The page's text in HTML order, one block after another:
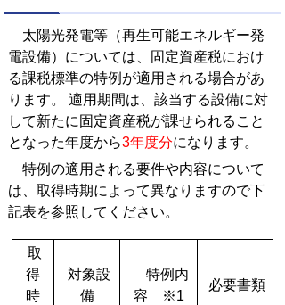
太陽光発電等（再生可能エネルギー発
電設備）については、固定資産税におけ
る課税標準の特例が適用される場合があ
ります。 適用期間は、該当する設備に対
して新たに固定資産税が課せられること
となった年度から3年度分になります。
特例の適用される要件や内容について
は、取得時期によって異なりますので下
記表を参照してください。
取
得
時
対象設
備
特例内
容 ※1
必要書類